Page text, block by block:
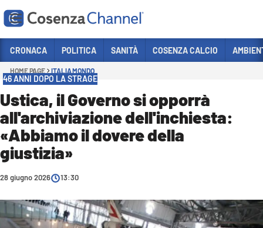
Sezioni
CRONACA
POLITICA
COSENZA CALCIO
ECONOMIA E LAVORO
ITALIA MONDO
SANITÀ
SPORT
CRONACA POLITICA SANITÀ COSENZA CALCIO
HOME PAGE ITALIA MONDO
46 ANNI DOPO LA STRAGE
Ustica, il Governo si opporrà
all'archiviazione dell'inchiesta:
«Abbiamo il dovere della
giustizia»
28 giugno 2026 13:30